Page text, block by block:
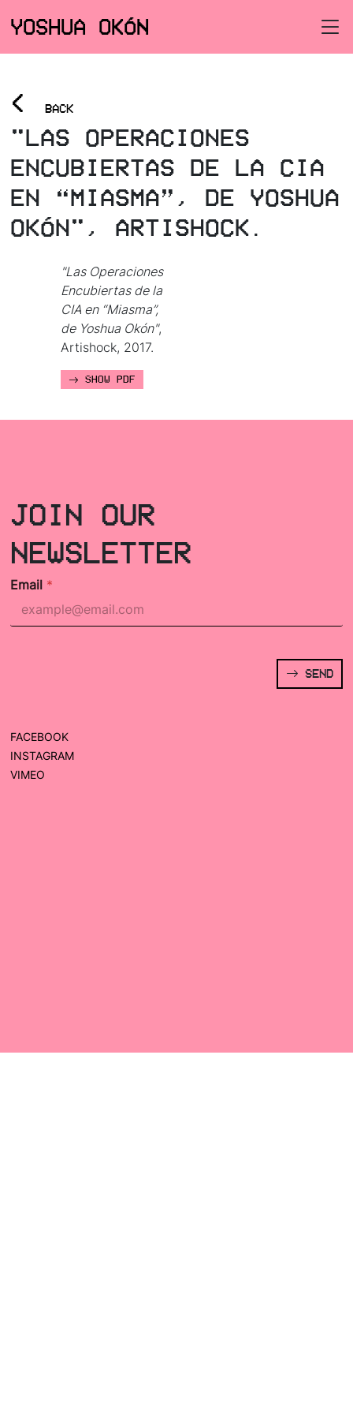
YOSHUA OKÓN
< BACK
"LAS OPERACIONES
ENCUBIERTAS DE LA CIA
EN “MIASMA”, DE YOSHUA
OKÓN", ARTISHOCK.
"Las Operaciones
Encubiertas de la
CIA en “Miasma”,
de Yoshua Okón",
Artishock, 2017.
SHOW PDF
JOIN OUR
NEWSLETTER
Email *
SEND
FACEBOOK
INSTAGRAM
VIMEO